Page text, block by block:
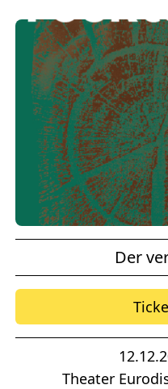
Der
Theater